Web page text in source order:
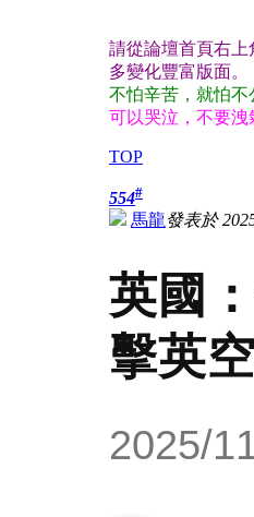
請從論壇首頁右
多變化豐富版面。
不怕辛苦，就怕
可以哭泣，不要洩
TOP
554#
馬龍發表於
英國
擊英
2025/